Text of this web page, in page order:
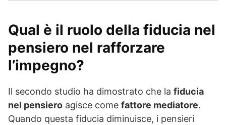
Qual è il ruolo della fiducia nel
pensiero nel rafforzare
l’impegno?
Il secondo studio ha dimostrato che la fiducia
nel pensiero agisce come fattore mediatore.
Quando questa fiducia diminuisce, i pensieri